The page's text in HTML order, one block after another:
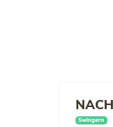
Swingern